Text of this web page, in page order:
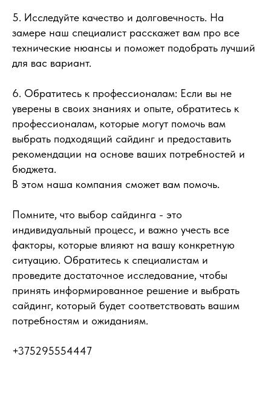
5. Исследуйте качество и долговечность. На
замере наш специалист расскажет вам про все
технические нюансы и поможет подобрать лучший
для вас вариант.
6. Обратитесь к профессионалам: Если вы не
уверены в своих знаниях и опыте, обратитесь к
профессионалам, которые могут помочь вам
выбрать подходящий сайдинг и предоставить
рекомендации на основе ваших потребностей и
бюджета.
В этом наша компания сможет вам помочь.
Помните, что выбор сайдинга - это
индивидуальный процесс, и важно учесть все
факторы, которые влияют на вашу конкретную
ситуацию. Обратитесь к специалистам и
проведите достаточное исследование, чтобы
принять информированное решение и выбрать
сайдинг, который будет соответствовать вашим
потребностям и ожиданиям.
+375295554447